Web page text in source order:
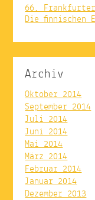
66.
Die finnischen
Archiv
Oktober 2014
September 2014
Juli 2014
Juni 2014
Mai 2014
März 2014
Februar 2014
Januar 2014
Dezember 2013